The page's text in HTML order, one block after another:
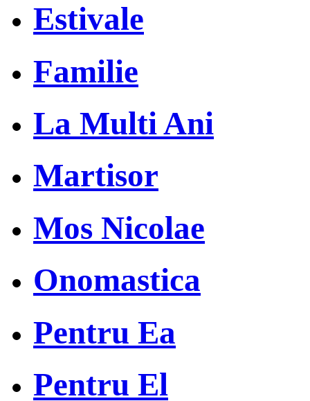
Estivale
Familie
La Multi Ani
Martisor
Mos Nicolae
Onomastica
Pentru Ea
Pentru El